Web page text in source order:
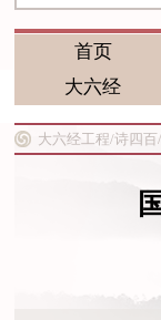
首页
大六经
大六经工程/诗四百